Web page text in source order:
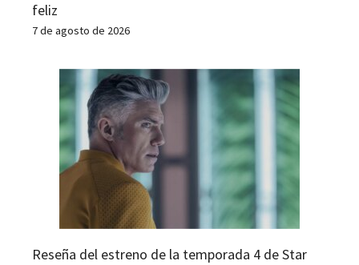
feliz
7 de agosto de 2026
Reseña del estreno de la temporada 4 de Star